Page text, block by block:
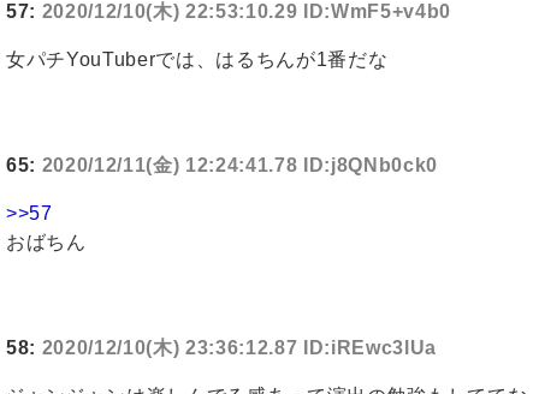
57: 2020/12/10(木) 22:53:10.29 ID:WmF5+v4b0
女パチYouTuberでは、はるちんが1番だな
65: 2020/12/11(金) 12:24:41.78 ID:j8QNb0ck0
>>57
おばちん
58: 2020/12/10(木) 23:36:12.87 ID:iREwc3lUa